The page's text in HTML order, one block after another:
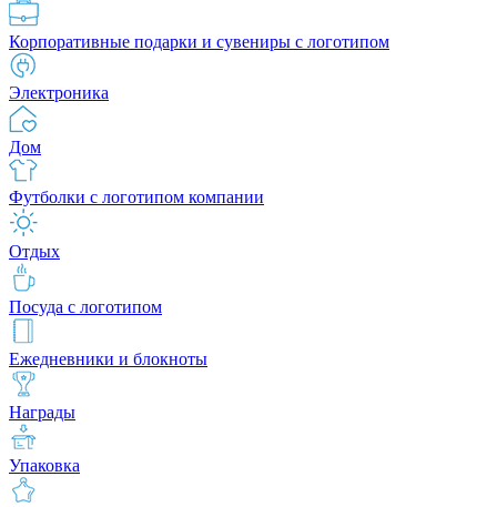
Корпоративные подарки и сувениры с логотипом
Электроника
Дом
Футболки с логотипом компании
Отдых
Посуда с логотипом
Ежедневники и блокноты
Награды
Упаковка